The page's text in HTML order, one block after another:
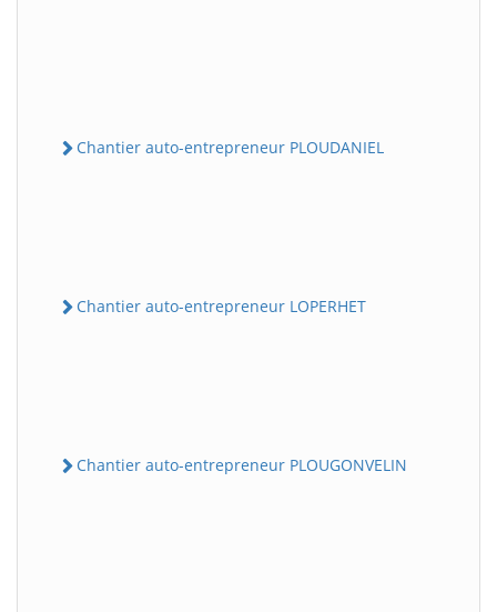
Chantier auto-entrepreneur PLOUDANIEL
Chantier auto-entrepreneur LOPERHET
Chantier auto-entrepreneur PLOUGONVELIN